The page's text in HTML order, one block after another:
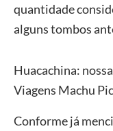
quantidade
alguns tombos
Huacachina:
Viagens Machu
Conforme já